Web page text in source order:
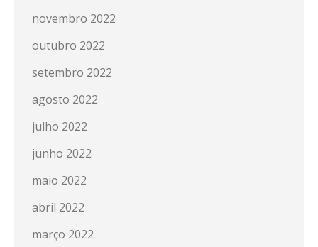
novembro 2022
outubro 2022
setembro 2022
agosto 2022
julho 2022
junho 2022
maio 2022
abril 2022
março 2022